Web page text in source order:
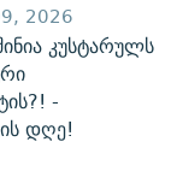
2026
კუსტარულს
-
დღე!